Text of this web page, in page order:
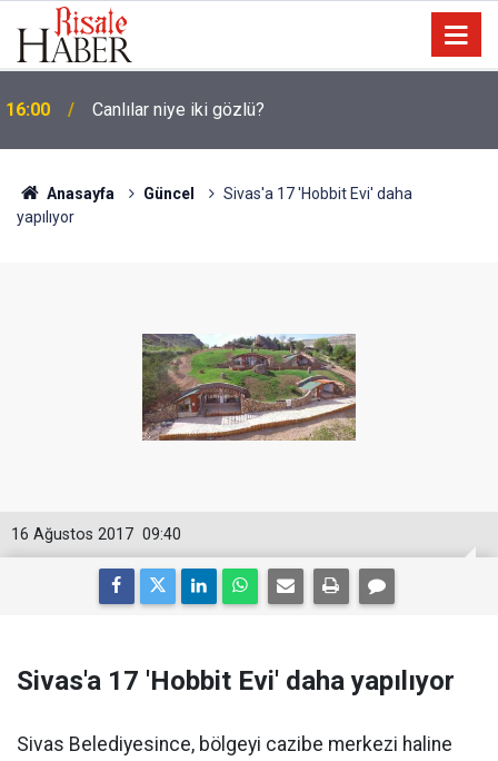
15:35 Sosyal medya, derslerde başarısızlığa yol açıyor
Anasayfa Güncel
Sivas'a 17 'Hobbit Evi' daha
yapılıyor
09:40
16 Ağustos 2017
Sivas'a 17 'Hobbit Evi' daha yapılıyor
Sivas Belediyesince, bölgeyi cazibe merkezi haline